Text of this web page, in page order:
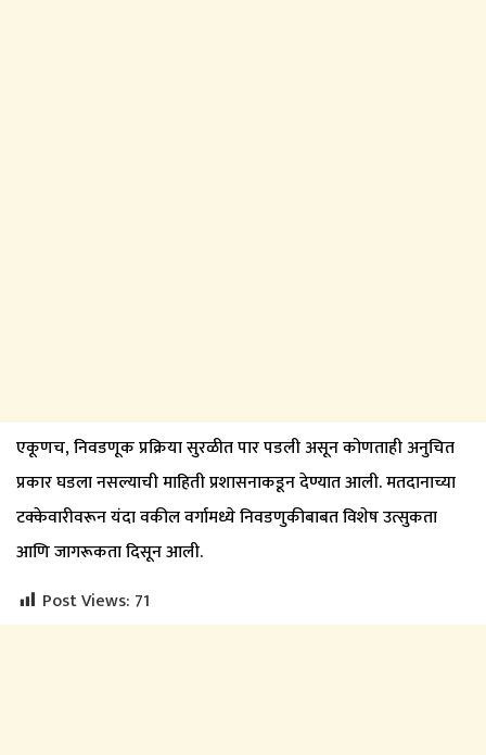
एकूणच, निवडणूक प्रक्रिया सुरळीत पार पडली असून कोणताही अनुचित
प्रकार घडला नसल्याची माहिती प्रशासनाकडून देण्यात आली. मतदानाच्या
टक्केवारीवरून यंदा वकील वर्गामध्ये निवडणुकीबाबत विशेष उत्सुकता
आणि जागरूकता दिसून आली.
Post Views: 71